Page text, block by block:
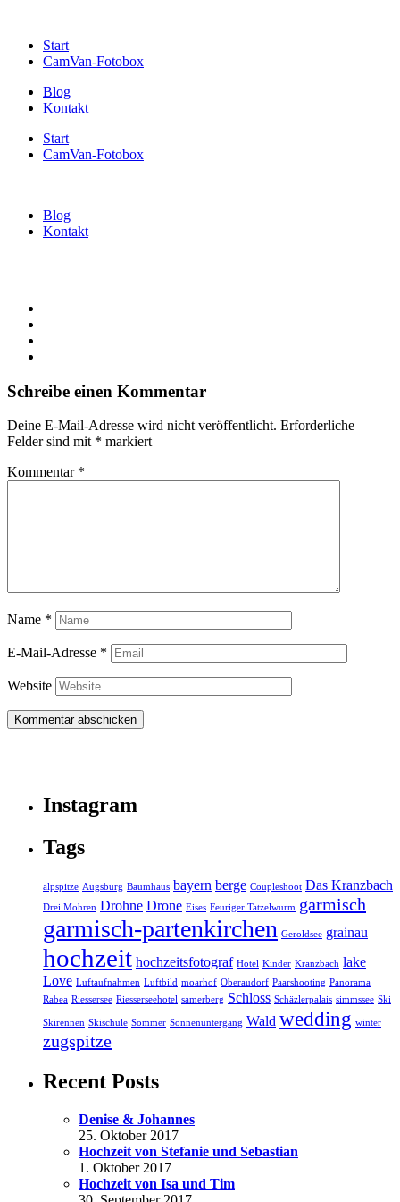
Start
CamVan-Fotobox
Blog
Kontakt
Start
CamVan-Fotobox
Blog
Kontakt
Schreibe einen Kommentar
Deine E-Mail-Adresse wird nicht veröffentlicht. Erforderliche
Felder sind mit * markiert
Kommentar *
Name *
E-Mail-Adresse *
Website
Instagram
Tags
alpspitze Augsburg Baumhaus bayern berge Coupleshoot Das Kranzbach
Drei Mohren Drohne Drone Eises Feuriger Tatzelwurm garmisch
garmisch-partenkirchen Geroldsee grainau
hochzeit hochzeitsfotograf Hotel Kinder Kranzbach lake
Love Luftaufnahmen Luftbild moarhof Oberaudorf Paarshooting Panorama
Rabea Riessersee Riesserseehotel samerberg Schloss Schäzlerpalais simmssee Ski
Skirennen Skischule Sommer Sonnenuntergang Wald wedding winter
zugspitze
Recent Posts
Denise & Johannes
25. Oktober 2017
Hochzeit von Stefanie und Sebastian
1. Oktober 2017
Hochzeit von Isa und Tim